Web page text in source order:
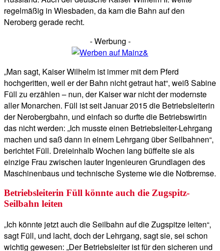
regelmäßig in Wiesbaden, da kam die Bahn auf den
Neroberg gerade recht.
- Werbung -
„Man sagt, Kaiser Wilhelm ist immer mit dem Pferd
hochgeritten, weil er der Bahn nicht getraut hat“, weiß Sabine
Füll zu erzählen – nun, der Kaiser war nicht der modernste
aller Monarchen. Füll ist seit Januar 2015 die Betriebsleiterin
der Nerobergbahn, und einfach so durfte die Betriebswirtin
das nicht werden: „Ich musste einen Betriebsleiter-Lehrgang
machen und saß dann in einem Lehrgang über Seilbahnen“,
berichtet Füll. Dreieinhalb Wochen lang büffelte sie als
einzige Frau zwischen lauter Ingenieuren Grundlagen des
Maschinenbaus und technische Systeme wie die Notbremse.
Betriebsleiterin Füll könnte auch die Zugspitz-
Seilbahn leiten
„Ich könnte jetzt auch die Seilbahn auf die Zugspitze leiten“,
sagt Füll, und lacht, doch der Lehrgang, sagt sie, sei schon
wichtig gewesen: „Der Betriebsleiter ist für den sicheren und